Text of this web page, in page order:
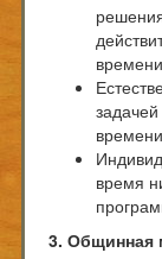
время
3. Общинная